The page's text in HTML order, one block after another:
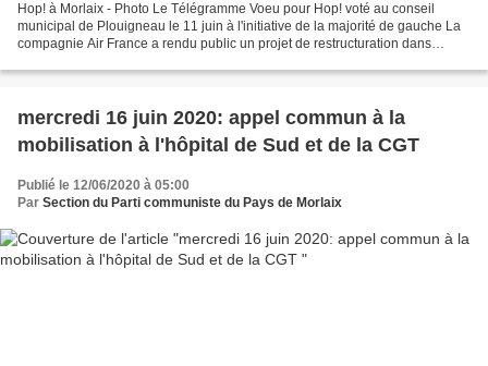
Hop! à Morlaix - Photo Le Télégramme Voeu pour Hop! voté au conseil
municipal de Plouigneau le 11 juin à l'initiative de la majorité de gauche La
compagnie Air France a rendu public un projet de restructuration dans
mercredi 16 juin 2020: appel commun à la
mobilisation à l'hôpital de Sud et de la CGT
Publié le 12/06/2020 à 05:00
Par Section du Parti communiste du Pays de Morlaix